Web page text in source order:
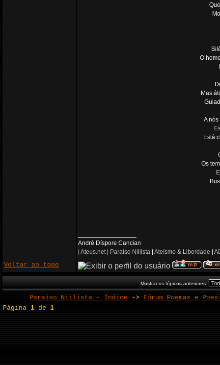
O
Mas
A
Está
Os
André Díspore Cancian
Ateus.net| Paraíso Niilista Ateísmo & Liberdade
Voltar ao topo
Mostrar os tópicos anteriores:
Paraíso Niilista - Índice -> Fórum Poemas e
Página1 de1